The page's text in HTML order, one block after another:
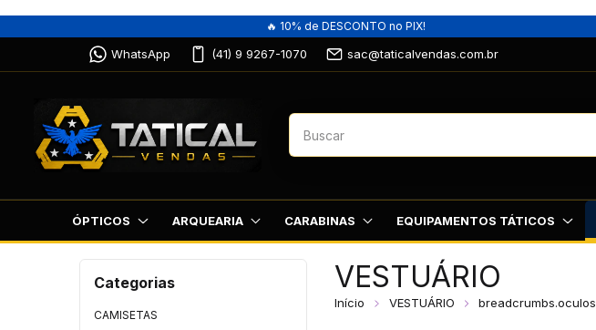
🔥 10% de DESCONTO no PIX!
WhatsApp (41) 9 9267-1070 sac@taticalvendas.com.br
ÓPTICOS ARQUEARIA CARABINAS EQUIPAMENTOS TÁTICOS
Categorias
CAMISETAS
VESTUÁRIO
Início VESTUÁRIO breadcrumbs.oculos